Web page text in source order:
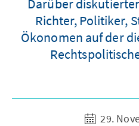
Darüber
Richter, Politiker,
Ökonomen auf der
29.